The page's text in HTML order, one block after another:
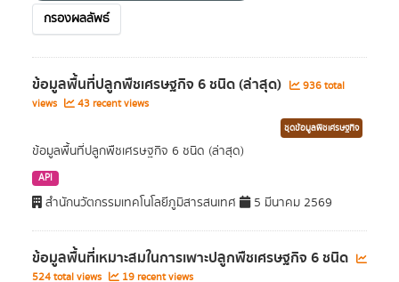
กรองผลลัพธ์
ข้อมูลพื้นที่ปลูกพืชเศรษฐกิจ 6 ชนิด (ล่าสุด)
936 total
views
43 recent views
ชุดข้อมูลพืชเศรษฐกิจ
ข้อมูลพื้นที่ปลูกพืชเศรษฐกิจ 6 ชนิด (ล่าสุด)
API
สำนักนวัตกรรมเทคโนโลยีภูมิสารสนเทศ 5 มีนาคม 2569
ข้อมูลพื้นที่เหมาะสมในการเพาะปลูกพืชเศรษฐกิจ 6 ชนิด
524 total views 19 recent views